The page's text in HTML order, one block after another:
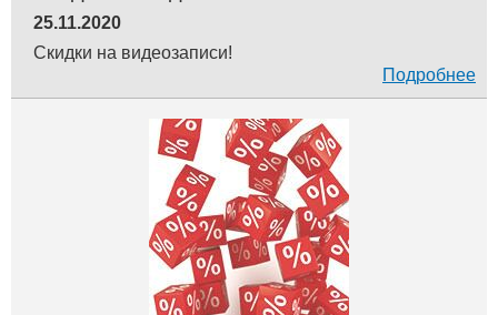
25.11.2020
Скидки на видеозаписи!
Подробнее